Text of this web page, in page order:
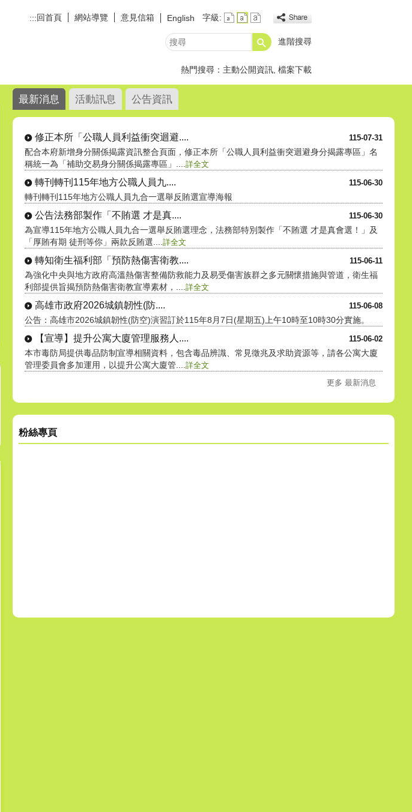
:::回首頁 網站導覽 意見信箱 English 字級:
搜
進階搜尋
熱門搜尋： 主動公開資訊 檔案下載
最新消息 活動訊息 公告資訊
115-07-31
修正本所「公職人員利益衝突迴避....
配合本府新增身分關係揭露資訊整合頁面，修正本所「公職人員利益衝突迴避身分揭露專區」名
稱統一為「補助交易身分關係揭露專區」....詳全文
115-06-30
轉刊轉刊115年地方公職人員九....
轉刊轉刊115年地方公職人員九合一選舉反賄選宣導海報
115-06-30
公告法務部製作「不賄選 才是真....
為宣導115年地方公職人員九合一選舉反賄選理念，法務部特別製作「不賄選 才是真會選！」及
「厚賄有期 徒刑等你」兩款反賄選....詳全文
115-06-11
轉知衛生福利部「預防熱傷害衛教....
為強化中央與地方政府高溫熱傷害整備防救能力及易受傷害族群之多元關懷措施與管道，衛生福
利部提供旨揭預防熱傷害衛教宣導素材，....詳全文
115-06-08
高雄市政府2026城鎮韌性(防....
公告：高雄市2026城鎮韌性(防空)演習訂於115年8月7日(星期五)上午10時至10時30分實施。
115-06-02
【宣導】提升公寓大廈管理服務人....
本市毒防局提供毒品防制宣導相關資料，包含毒品辨識、常見徵兆及求助資源等，請各公寓大廈
管理委員會多加運用，以提升公寓大廈管....詳全文
更多 最新消息
粉絲專頁